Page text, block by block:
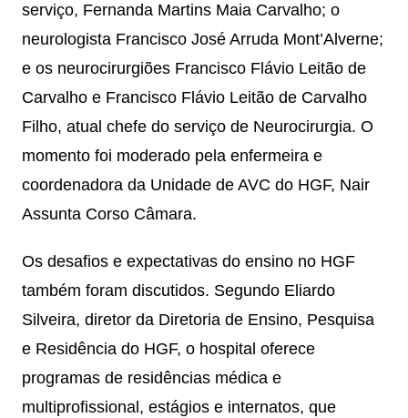
serviço, Fernanda Martins Maia Carvalho; o
neurologista Francisco José Arruda Mont’Alverne;
e os neurocirurgiões Francisco Flávio Leitão de
Carvalho e Francisco Flávio Leitão de Carvalho
Filho, atual chefe do serviço de Neurocirurgia. O
momento foi moderado pela enfermeira e
coordenadora da Unidade de AVC do HGF, Nair
Assunta Corso Câmara.
Os desafios e expectativas do ensino no HGF
também foram discutidos. Segundo Eliardo
Silveira, diretor da Diretoria de Ensino, Pesquisa
e Residência do HGF, o hospital oferece
programas de residências médica e
multiprofissional, estágios e internatos, que